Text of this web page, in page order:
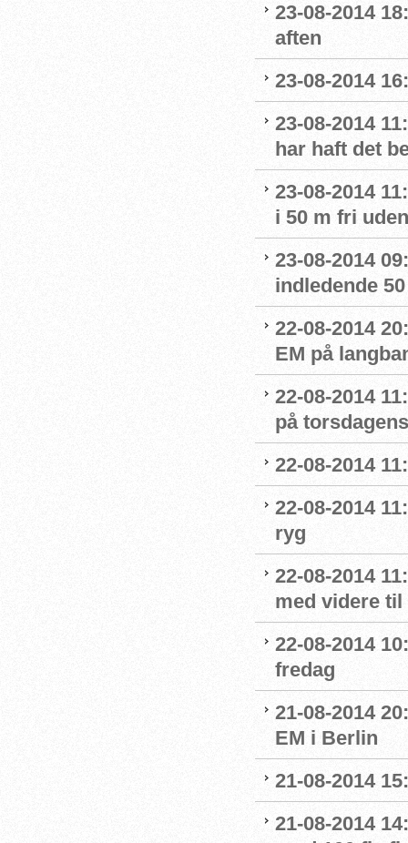
23-08-2014
aften
23-08-2014
23-08-2014
har haft det
23-08-2014
i 50 m fri
23-08-2014
indledende
22-08-2014
EM på
22-08-2014
på
22-08-2014
22-08-2014
ryg
22-08-2014
med videre
22-08-2014
fredag
21-08-2014
EM i Berlin
21-08-2014
21-08-2014